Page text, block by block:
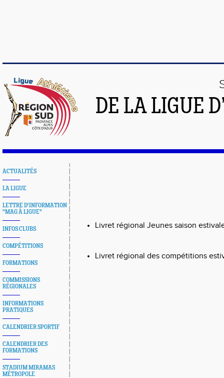
DE LA LIGUE
ACTUALITÉS
LA LIGUE
LETTRE D'INFORMATION
"MAG À LIGUE"
INFOS CLUBS
COMPÉTITIONS
FORMATIONS
COMMISSIONS
RÉGIONALES
INFORMATIONS
PRATIQUES
CALENDRIER SPORTIF
CALENDRIER DES
FORMATIONS
STADIUM MIRAMAS
MÉTROPOLE
Livret régional Jeunes saison
Livret régional des compétitions